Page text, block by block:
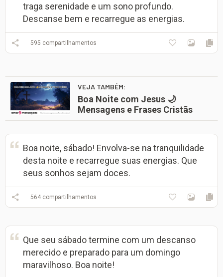
traga serenidade e um sono profundo.
Descanse bem e recarregue as energias.
595 compartilhamentos
VEJA TAMBÉM:
Boa Noite com Jesus 🌙
Mensagens e Frases Cristãs
Boa noite, sábado! Envolva-se na tranquilidade
desta noite e recarregue suas energias. Que
seus sonhos sejam doces.
564 compartilhamentos
Que seu sábado termine com um descanso
merecido e preparado para um domingo
maravilhoso. Boa noite!